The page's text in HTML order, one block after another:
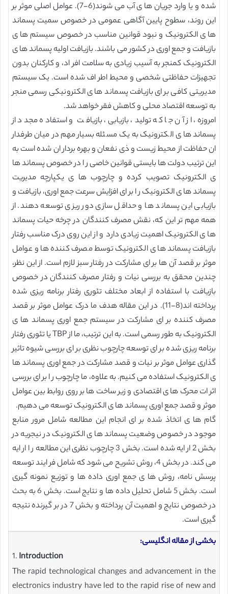
شده و یا وارد جریان ها ی آب می شوند(6-7). عوامل اصلی موثر بر
این روند، سطوح پایین آگاهی عمومی در خصوص سمیت پسماند
ها ی الکترونیک و نبود قوانین مناسب در خصوص سیستم ها ی
بازیافت و جمع اوری در کشور می باشند. بازیافت اولیه پسماند ها ی
الکترونیک کمنجر به آسیب زیادی به سلامت افر اد، و کارکنان بدون
تجهیزات حفاظتی شخصی و محیط اطر اف شده است. یک سیستم
مدیریتی کافی بر ای بازیافت پسماند ها ی الکترونیکی رسمی منجر
به توسعه اقتصاد محلی و کاهش فقر خواهد شد.
امروزه، از آن جا که تولید، بازیابی، بازیافت و استفاده مجدد از
پسماند ها ی الکترونیک به یک مسئله بسیار مهم در میان طرفدار
ان حفاظت از محیط زیست و ذی نفعان و بهره بردار ان شده است به
این ترتیب دولت ها بایستی قوانین خاصی ر ا در خصوص پسماند ها
ی الکترونیک تصویب کرده و چارچوب ها ی یکپارچه مدیریت
پسماند ها ی الکترونیک ر ا بر ای افزایش سرعت جمع اوری، بازیافت و
بازیابی این پسماند ها و حداقل سازی دور ریزی توسعه دهند. از
همه مهم تر این که، نقش مصرف کنندگان در چرخه حیات پسماند
ها ی الکترونیک اهمیت زیادی دارد و از این روی درک مناسب رفتار
بازیافت پسماند ها ی الکترونیک توسط مصرف کننده ها و عوامل
موثر بر قصد آن ها بر ای مشارکت در رفتار سبز لازم است. از این نظر،
چندین محقق به بررسی نیات و رفتار مصرف کنندگان در خصوص
بازیافت با استفاده از ابعاد مختلف تئوری رفتار برنامه ریزی شده
پرداخته اند(8-11). در این مقاله هدف ما درک عوامل موثر بر قصد
مصرف کننده بر ای مشارکت در سیستم جمع اوری پسماند ها ی
الکترونیک به طور رسمی است. به این ترتیب، ما از TBP یا تئوری رفتار
برنامه ریزی شده بر ای توسعه چارچوب نظری بر ای بررسی شیوه تاثیر
گذاری عوامل موثر بر نیات و قصد مشارکت در جمع اوری پسماند ها
ی الکترونیک استفاده می کنیم. به علاوه، ما چارچوب ر ا بر ای بررسی
اثر ات محرک ها ی اقتصادی و زیر ساخت ها بر روی روابط بین عوامل
موثر و قصد جمع اوری پسماند ها ی الکترونیک توسعه می دهیم.
گام ها ی اتخاذ شده بر ای انجام این مطالعه شامل مرور منابع
موجود در خصوص وضعیت پسماند ها ی الکترونیک در نیجریه در
بخش 2 ار ایه شده است. بخش 3 چارچوب نظری این مطالعه ر ا ار ایه
می کند. در بخش 4، روش تشریح می شود که شامل فر ایند توسعه
پرسش نامه، روش ها ی جمع اوری داده ها و توزیع نمونه گیری
است. بخش 5 شامل تحلیل داده ها و نتایج است. بخش 6 به بحث
در خصوص نتایج و اهمیت آن پرداخته و بخش 7 در بر گیرنده نتیجه
گیری است.
بخشی از مقاله انگلیسی:
1. Introduction
The rapid technological changes and advancement in the
electronics industry have led to the rapid rise of new and